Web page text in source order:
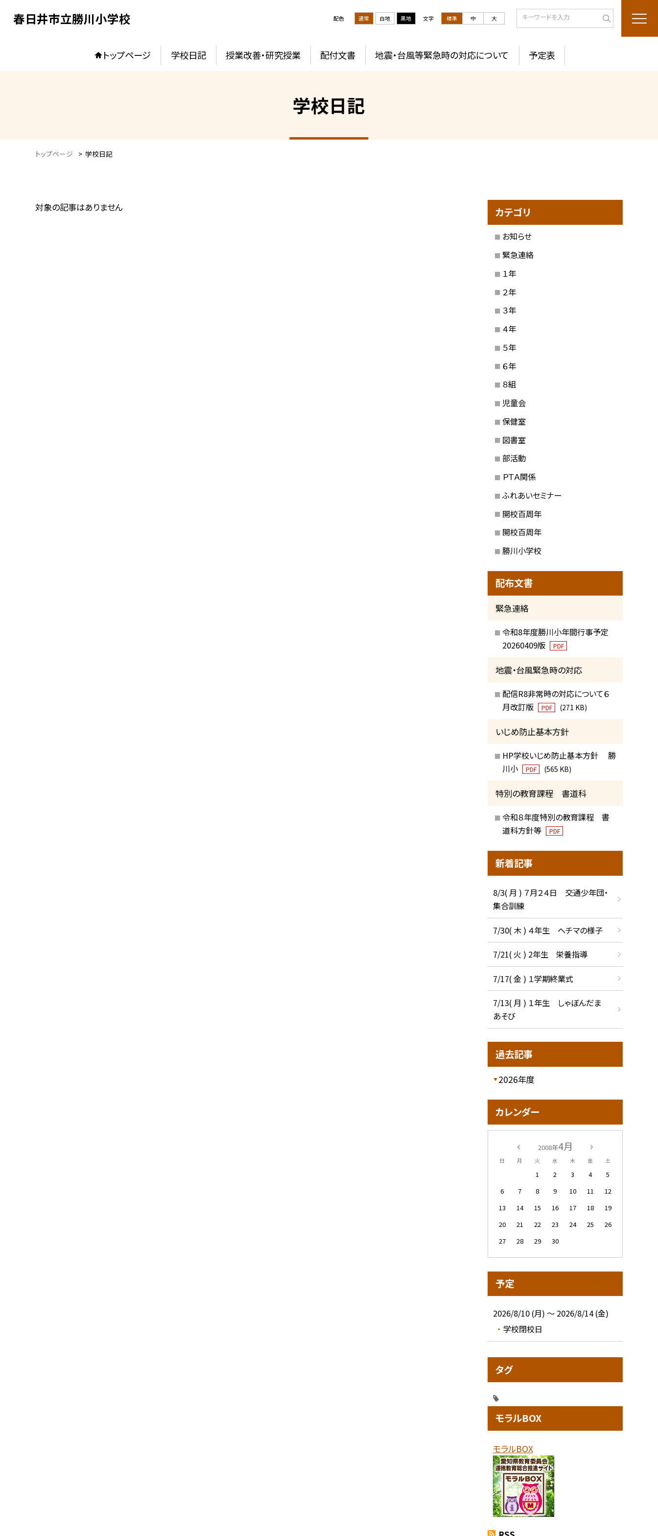
春日井市立勝川小学校 配色 通常 白地 黒地 文字 標準 中 大
トップページ 学校日記 授業改善・研究授業 配付文書 地震・台風等緊急時の対応について 予定表
学校日記
トップページ > 学校日記
対象の記事はありません カテゴリ
お知らせ
緊急連絡
１年
２年
３年
４年
５年
６年
８組
児童会
保健室
図書室
部活動
ＰＴＡ関係
ふれあいセミナー
開校百周年
開校百周年
勝川小学校
配布文書
緊急連絡
令和8年度勝川小年間行事予定
20260409版
PDF
地震・台風緊急時の対応
配信R8非常時の対応について６
月改訂版
PDF (271 KB)
いじめ防止基本方針
HP学校いじめ防止基本方針 勝
川小
PDF (565 KB)
特別の教育課程 書道科
令和８年度特別の教育課程 書
道科方針等
PDF
新着記事
8/3( 月 ) ７月２４日 交通少年団・
集合訓練
7/30( 木 ) ４年生 ヘチマの様子
7/21( 火 ) 2年生 栄養指導
7/17( 金 ) １学期終業式
7/13( 月 ) １年生 しゃぼんだま
あそび
過去記事
2026年度
カレンダー
2008年4月
日 月 火 水 木 金 土
1 2 3 4
5
6
7 8 9 10 11
12
13
14 15 16 17 18
19
20
21 22 23 24 25
26
27
28 29 30
予定
2026/8/10 (月) ～ 2026/8/14 (金)
学校閉校日
タグ
モラルBOX
モラルBOX